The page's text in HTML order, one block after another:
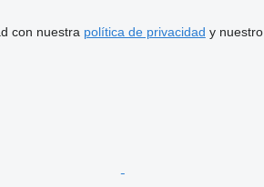
con nuestra política de privacidad y nuestro